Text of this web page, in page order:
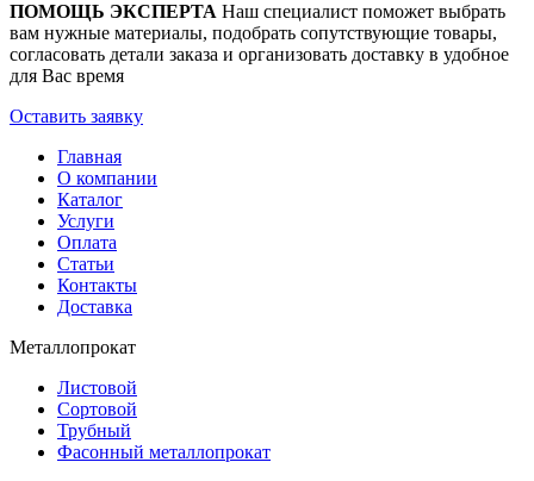
ПОМОЩЬ ЭКСПЕРТА Наш специалист поможет выбрать
вам нужные материалы, подобрать сопутствующие товары,
согласовать детали заказа и организовать доставку в удобное
для Вас время
Оставить заявку
Главная
О компании
Каталог
Услуги
Оплата
Статьи
Контакты
Доставка
Металлопрокат
Листовой
Сортовой
Трубный
Фасонный металлопрокат